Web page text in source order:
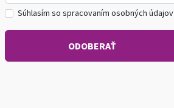
Súhlasím so spracovaním osobných údajov